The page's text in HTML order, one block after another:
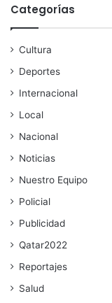
Categorías
Cultura
Deportes
Internacional
Local
Nacional
Noticias
Nuestro Equipo
Policial
Publicidad
Qatar2022
Reportajes
Salud